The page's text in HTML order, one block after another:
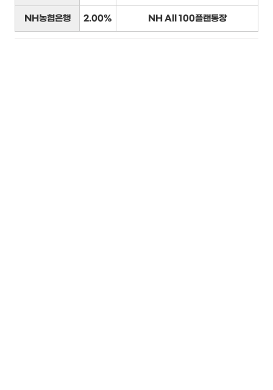
NH농협은행 2.00% NH All 100플랜통장